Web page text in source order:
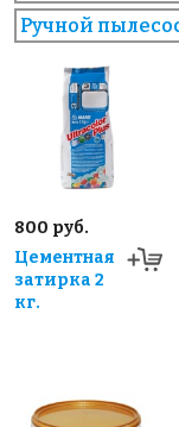
Ручной
800 руб.
Цементная
затирка 2
кг.